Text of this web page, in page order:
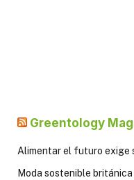
Greentology
Alimentar el futuro exige
Moda sostenible